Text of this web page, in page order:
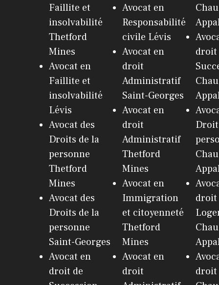
Faillite et
insolvabilité
Thetford
Mines
Avocat en
Faillite et
insolvabilité
Lévis
Avocat des
Droits de la
personne
Thetford
Mines
Avocat des
Droits de la
personne
Saint-Georges
Avocat en
droit de
Avocat en
Responsabilité
civile Lévis
Avocat en
droit
Administratif
Saint-Georges
Avocat en
droit
Administratif
Thetford
Mines
Avocat en
Immigration
et citoyenneté
Thetford
Mines
Avocat en
droit
droit
droit